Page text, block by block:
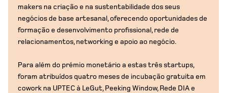
makers na criação e na sustentabilidade dos seus
negócios de base artesanal, oferecendo oportunidades de
formação e desenvolvimento profissional, rede de
relacionamentos, networking e apoio ao negócio.
Para além do prémio monetário a estas três startups,
foram atribuídos quatro meses de incubação gratuita em
cowork na UPTEC à LeGut, Peeking Window, Rede DIA e